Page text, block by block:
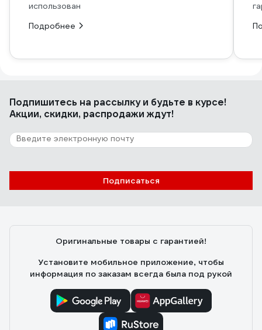
использован
Подробнее
Подпишитесь на рассылкуи будьте в курсе!
Акции, скидки, распродажи ждут!
Подписаться
Оригинальные товары с гарантией!
Установите мобильное приложение, чтобы
информация по заказам всегда была под рукой